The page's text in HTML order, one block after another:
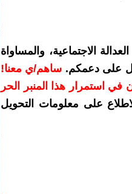
الاجتماعية، والمساواة
على دعمكم. ساهم/ي معنا!
في استمرار هذا المنبر الحر
على معلومات التحويل